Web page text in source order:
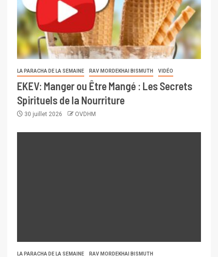
LA PARACHA DE LA SEMAINE RAV MORDEKHAI BISMUTH VIDÉO
EKEV: Manger ou Être Mangé : Les Secrets
Spirituels de la Nourriture
30 juillet 2026 OVDHM
LA PARACHA DE LA SEMAINE RAV MORDEKHAI BISMUTH